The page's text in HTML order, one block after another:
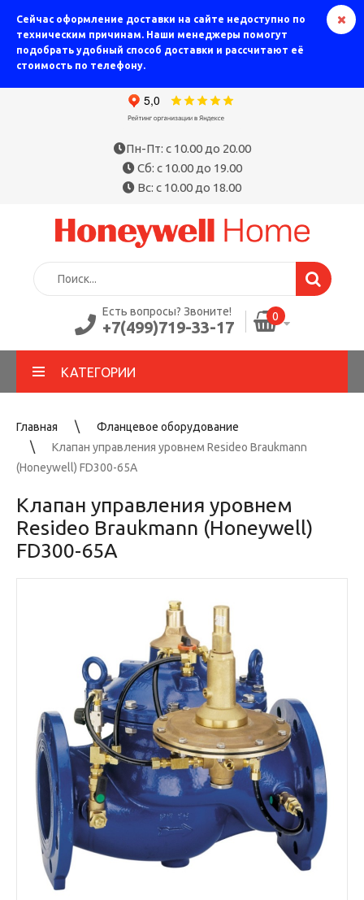
Сейчас оформление доставки на сайте недоступно по
техническим причинам. Наши менеджеры помогут
подобрать удобный способ доставки и рассчитают её
стоимость по телефону.
Пн-Пт: с 10.00 до 20.00
Сб: с 10.00 до 19.00
Вс: с 10.00 до 18.00
Есть вопросы? Звоните!
+7(499)719-33-17
0
КАТЕГОРИИ
Главная
Фланцевое оборудование
Клапан управления уровнем Resideo Braukmann
(Honeywell) FD300-65A
Клапан управления уровнем
Resideo Braukmann (Honeywell)
FD300-65A